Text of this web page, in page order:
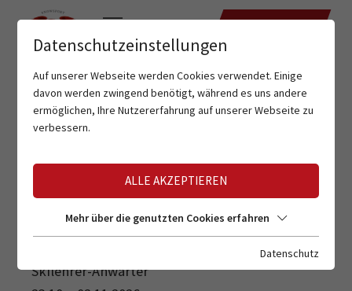
SKILEHRER-ANWÄRTER
Skilehrer-Anwärter
Datenschutzeinstellungen
Auf unserer Webseite werden Cookies verwendet. Einige
davon werden zwingend benötigt, während es uns andere
ermöglichen, Ihre Nutzererfahrung auf unserer Webseite zu
verbessern.
ALLE AKZEPTIEREN
Mehr über die genutzten Cookies erfahren
Datenschutz